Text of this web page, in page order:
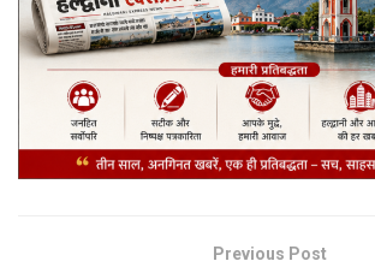
Previous Post